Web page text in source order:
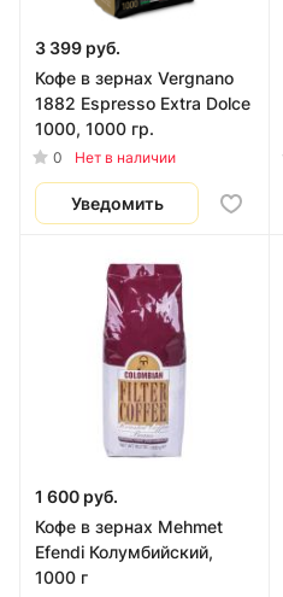
3 399 руб.
Кофе в зернах Vergnano
1882 Espresso Extra Dolce
1000, 1000 гр.
0 Нет в наличии
Уведомить
1 600 руб.
Кофе в зернах Mehmet
Efendi Колумбийский,
1000 г